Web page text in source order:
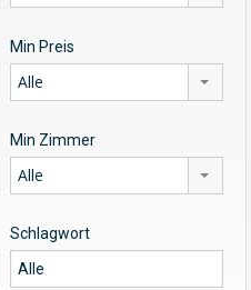
Min Preis
Alle
Min Zimmer
Alle
Schlagwort